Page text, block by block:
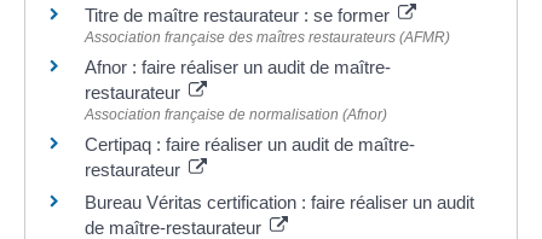
Titre de maître restaurateur : se former
Association française des maîtres restaurateurs (AFMR)
Afnor : faire réaliser un audit de maître-
restaurateur
Association française de normalisation (Afnor)
Certipaq : faire réaliser un audit de maître-
restaurateur
Bureau Véritas certification : faire réaliser un audit
de maître-restaurateur